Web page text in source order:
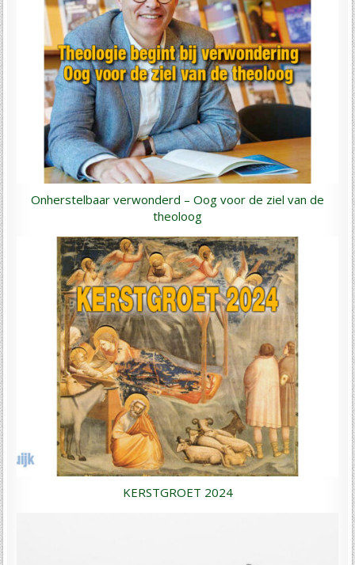
Onherstelbaar verwonderd – Oog voor de ziel van de
theoloog
KERSTGROET 2024